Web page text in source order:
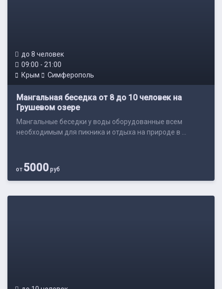
до 8 человек
09:00 - 21:00
Крым
Симферополь
Мангальная беседка от 8 до 10 человек на
Грушевом озере
Мангальные беседки у воды оборудованные всем
необходимым для пикника и отдыха на природе в ...
от5000 руб